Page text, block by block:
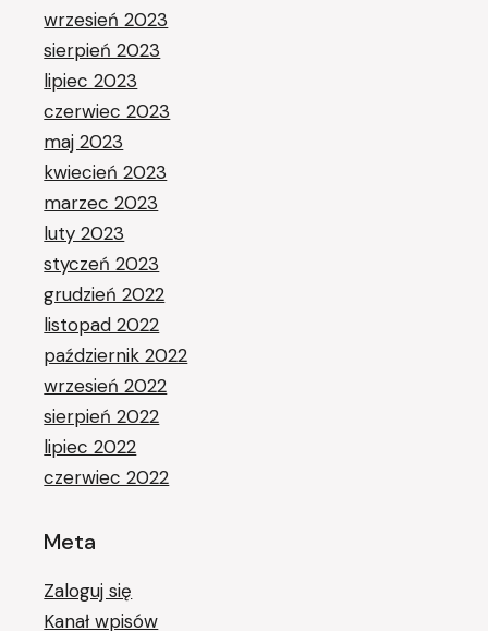
wrzesień 2023
sierpień 2023
lipiec 2023
czerwiec 2023
maj 2023
kwiecień 2023
marzec 2023
luty 2023
styczeń 2023
grudzień 2022
listopad 2022
październik 2022
wrzesień 2022
sierpień 2022
lipiec 2022
czerwiec 2022
Meta
Zaloguj się
Kanał wpisów